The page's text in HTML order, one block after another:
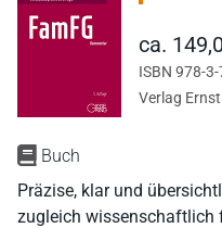
Buch
Präzise, klar und
zugleich wissenschaftlich
ca.
ISBN 978-
Verlag